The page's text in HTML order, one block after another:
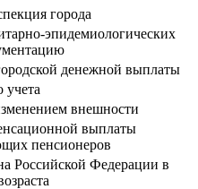
города
эпидемиологических
денежной выплаты
внешности
выплаты
пенсионеров
Российской Федерации в